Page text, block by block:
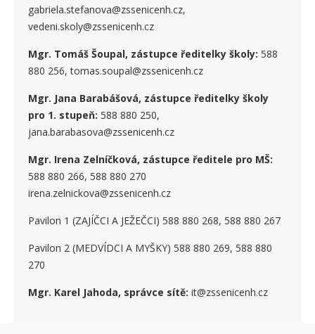
gabriela.stefanova@zssenicenh.cz,
vedeni.skoly@zssenicenh.cz
Mgr. Tomáš Šoupal, zástupce ředitelky školy: 588
880 256, tomas.soupal@zssenicenh.cz
Mgr. Jana Barabášová, zástupce ředitelky školy
pro 1. stupeň: 588 880 250,
jana.barabasova@zssenicenh.cz
Mgr. Irena Zelníčková, zástupce ředitele pro MŠ:
588 880 266, 588 880 270
irena.zelnickova@zssenicenh.cz
Pavilon 1 (ZAJÍČCI A JEŽEČCI) 588 880 268, 588 880 267
Pavilon 2 (MEDVÍDCI A MYŠKY) 588 880 269, 588 880
270
Mgr. Karel Jahoda, správce sítě: it@zssenicenh.cz